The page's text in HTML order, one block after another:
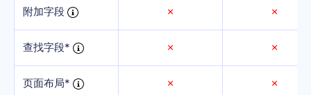
附加字段 ✗ ✗
查找字段* ✗ ✗
页面布局* ✗ ✗